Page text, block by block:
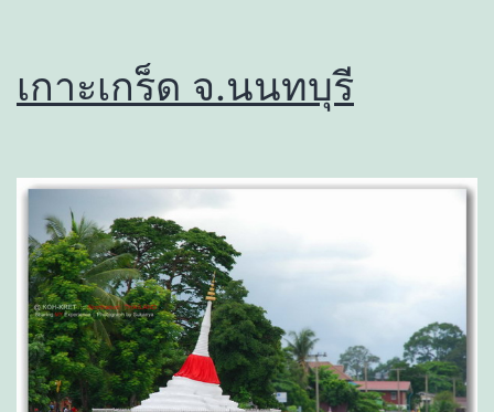
เกาะเกร็ด จ.นนทบุรี